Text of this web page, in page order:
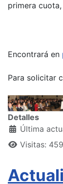
primera
Encontrará en
Para solicitar
Detalles
Última
Visitas: